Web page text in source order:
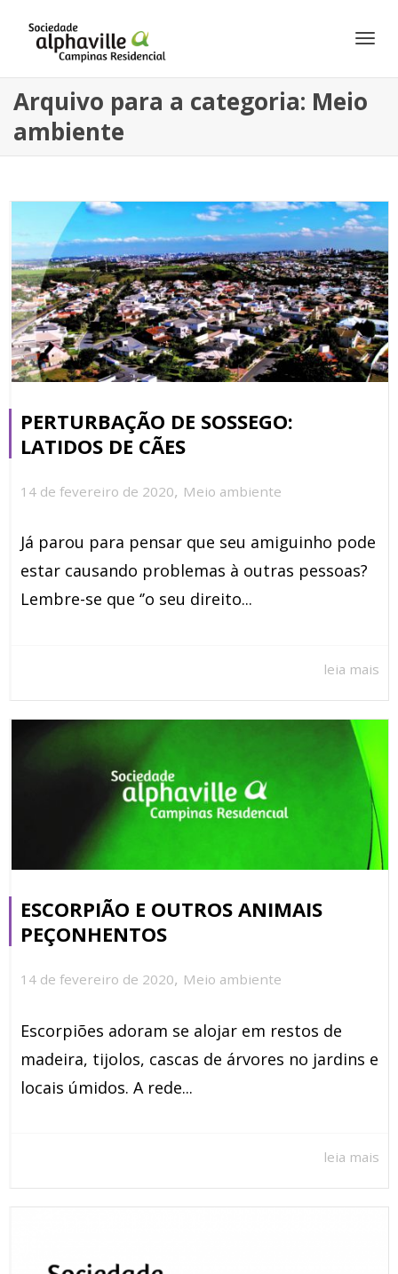
Arquivo para a categoria: Meio
ambiente
PERTURBAÇÃO DE SOSSEGO:
LATIDOS DE CÃES
14 de fevereiro de 2020, Meio ambiente
Já parou para pensar que seu amiguinho pode
estar causando problemas à outras pessoas?
Lembre-se que ‘’o seu direito...
leia mais
ESCORPIÃO E OUTROS ANIMAIS
PEÇONHENTOS
14 de fevereiro de 2020, Meio ambiente
Escorpiões adoram se alojar em restos de
madeira, tijolos, cascas de árvores no jardins e
locais úmidos. A rede...
leia mais